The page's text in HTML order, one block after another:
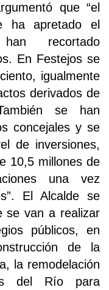
que “el
ha apretado el
recortado
En Festejos se
igualmente
derivados de
se han
concejales y se
de inversiones,
10,5 millones de
una vez
El Alcalde se
se van a realizar
públicos, en
de la
la remodelación
del Río para